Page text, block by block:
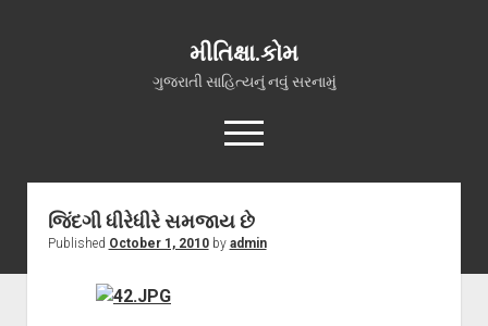
મીતિક્ષા.કોમ
ગુજરાતી સાહિત્યનું નવું સરનામું
open
menu
facebook
youtubehello@mitixa.com
સ્વાગત
જિંદગી ધીરેધીરે સમજાય છે
Published October 1, 2010by admin